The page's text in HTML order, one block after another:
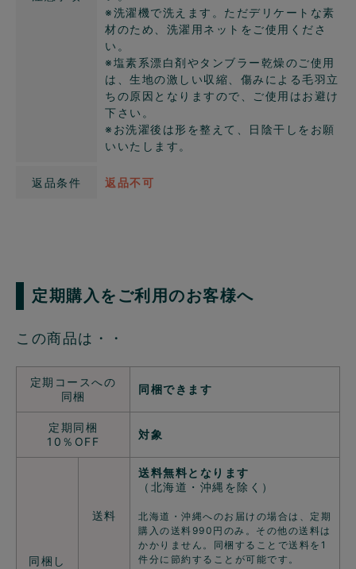
※洗濯機で洗えます。ただデリケートな素
材のため、洗濯用ネットをご使用くださ
い。
※塩素系漂白剤やタンブラー乾燥のご使用
は、生地の激しい収縮、傷みによる毛羽立
ちの原因となりますので、ご使用はお避け
下さい。
※お洗濯後は形を整えて、日陰干しをお願
いいたします。
返品条件 返品不可
定期購入をご利用のお客様へ
この商品は・・
定期コースへの
同梱
同梱できます
定期同梱
10％OFF
対象
同梱し
送料
送料無料となります
（北海道・沖縄を除く）
北海道・沖縄へのお届けの場合は、定期
購入の送料990円のみ。その他の送料は
かかりません。同梱することで送料を1
件分に節約することが可能です。